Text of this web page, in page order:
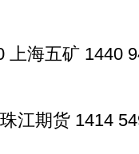
海五矿 1440
期货 1414